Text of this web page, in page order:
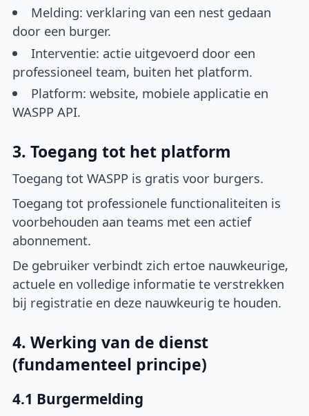
Melding: verklaring van een nest gedaan
door een burger.
Interventie: actie uitgevoerd door een
professioneel team, buiten het platform.
Platform: website, mobiele applicatie en
WASPP API.
3. Toegang tot het platform
Toegang tot WASPP is gratis voor burgers.
Toegang tot professionele functionaliteiten is
voorbehouden aan teams met een actief
abonnement.
De gebruiker verbindt zich ertoe nauwkeurige,
actuele en volledige informatie te verstrekken
bij registratie en deze nauwkeurig te houden.
4. Werking van de dienst
(fundamenteel principe)
4.1 Burgermelding